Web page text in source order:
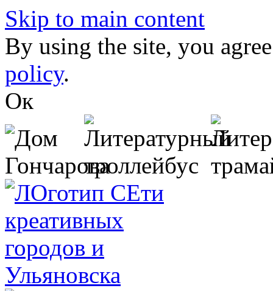
Skip to main content
By using the site, you
policy.
Ок